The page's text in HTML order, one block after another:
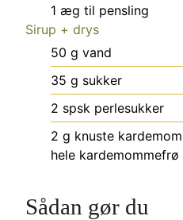
1 æg til pensling
Sirup + drys
50 g vand
35 g sukker
2 spsk perlesukker
2 g knuste
hele
Sådan gør du